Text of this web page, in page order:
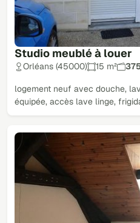
Studio meublé à louer
Orléans (45000) 15 m²
logement neuf avec douche,
équipée, accès lave linge,